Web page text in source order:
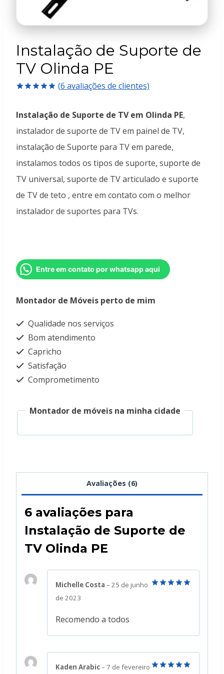
Instalação de Suporte de
TV Olinda PE
de 5, com
baseado em
avaliações
(6 avaliações de clientes)
Instalação de Suporte de TV em Olinda PE,
instalador de suporte de TV em painel de TV,
instalação de Suporte para TV em parede,
instalamos todos os tipos de suporte, suporte de
TV universal, suporte de TV articulado e suporte
de TV de teto , entre em contato com o melhor
instalador de suportes para TVs.
Entre em contato por whatsapp aqui
Montador de Móveis perto de mim
Qualidade nos serviços
Bom atendimento
Capricho
Satisfação
Comprometimento
Montador de móveis na minha cidade
Avaliações (6)
6 avaliações para
Instalação de Suporte de
TV Olinda PE
Michelle Costa – 25 de junho
de 2023
Recomendo a todos
Kaden Arabic– 7 de fevereiro